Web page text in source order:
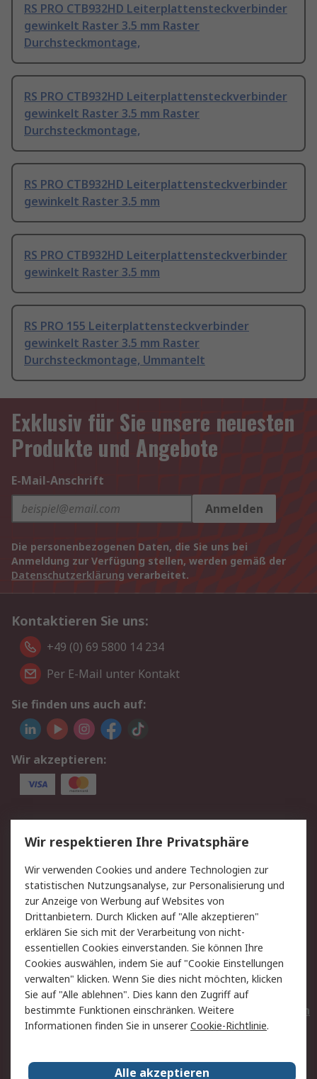
RS PRO CTB932HD Leiterplattensteckverbinder
gewinkelt Raster 3.5 mm Raster
Durchsteckmontage,
RS PRO CTB932HD Leiterplattensteckverbinder
gewinkelt Raster 3.5 mm Raster
Durchsteckmontage,
RS PRO CTB932HD Leiterplattensteckverbinder
gewinkelt Raster 3.5 mm
RS PRO CTB932HD Leiterplattensteckverbinder
gewinkelt Raster 3.5 mm
RS PRO 155 Leiterplattensteckverbinder
gewinkelt Raster 3.5 mm Raster
Durchsteckmontage, Ummantelt
Exklusiv für Sie unsere neuesten
Produkte und Angebote
E-Mail-Anschrift
Anmelden
Die personenbezogenen Daten, die Sie uns bei
Anmeldung zur Verfügung stellen, werden gemäß der
Datenschutzerklärung verarbeitet.
Kontaktieren Sie uns:
+49 (0) 69 5800 14 234
Per E-Mail unter Kontakt
Sie finden uns auch auf:
Wir akzeptieren:
Service
Value Added Services
Lieferlösungen
Rücksendungen
Kontakt
Hilfe
Privatkunden
Rechtliches
AGB
Datenschutz
Cookie-Richtlinie
Zahlungsbedingungen
Copyright/Impressum
Entsorgung
Elektrogeräte/Batterien
RS weltweit
Wir respektieren Ihre Privatsphäre
Wir verwenden Cookies und andere Technologien zur
statistischen Nutzungsanalyse, zur Personalisierung und
zur Anzeige von Werbung auf Websites von
Drittanbietern. Durch Klicken auf "Alle akzeptieren"
erklären Sie sich mit der Verarbeitung von nicht-
essentiellen Cookies einverstanden. Sie können Ihre
Cookies auswählen, indem Sie auf "Cookie Einstellungen
verwalten" klicken. Wenn Sie dies nicht möchten, klicken
Sie auf "Alle ablehnen". Dies kann den Zugriff auf
bestimmte Funktionen einschränken. Weitere
Informationen finden Sie in unsererCookie-Richtlinie.
Alle akzeptieren